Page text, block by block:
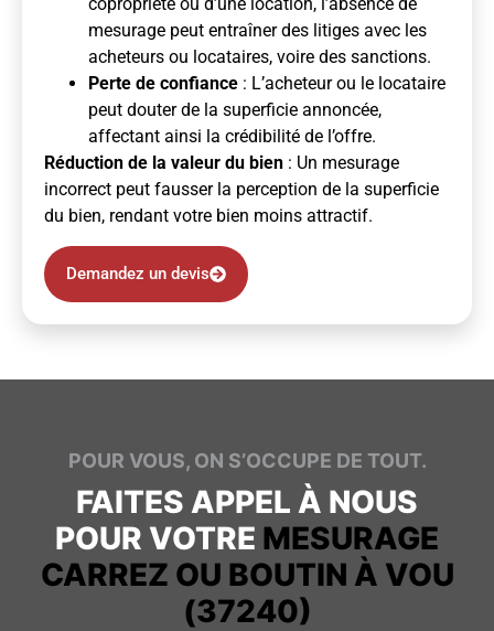
mesurage peut entraîner des litiges avec les
acheteurs ou locataires, voire des sanctions.
Perte de confiance : L’acheteur ou le locataire
peut douter de la superficie annoncée,
affectant ainsi la crédibilité de l’offre.
Réduction de la valeur du bien : Un mesurage
incorrect peut fausser la perception de la superficie
du bien, rendant votre bien moins attractif.
Demandez un devis
POUR VOUS, ON S’OCCUPE DE TOUT.
FAITES APPEL À NOUS
POUR VOTRE MESURAGE
CARREZ OU BOUTIN À VOU
(37240)